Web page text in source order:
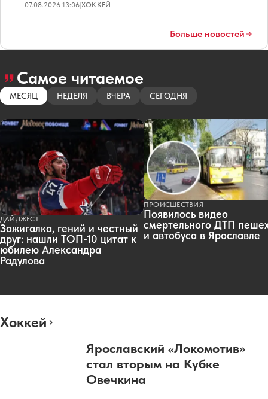
07.08.2026 13:06|ХОККЕЙ
Больше новостей
Самое читаемое
МЕСЯЦ НЕДЕЛЯ ВЧЕРА СЕГОДНЯ
ДАЙДЖЕСТ
Зажигалка, гений и честный
друг: нашли ТОП-10 цитат к
юбилею Александра
Радулова
ПРОИСШЕСТВИЯ
Появилось видео
смертельного ДТП
и автобуса в Ярославле
Хоккей
Ярославский «Локомотив»
стал вторым на Кубке
Овечкина